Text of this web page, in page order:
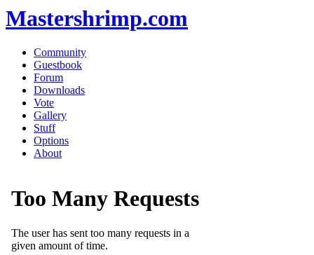
Mastershrimp.com
Community
Guestbook
Forum
Downloads
Vote
Gallery
Stuff
Options
About